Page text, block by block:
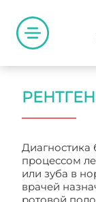
Диагностика
процессом
или зуба в
врачей